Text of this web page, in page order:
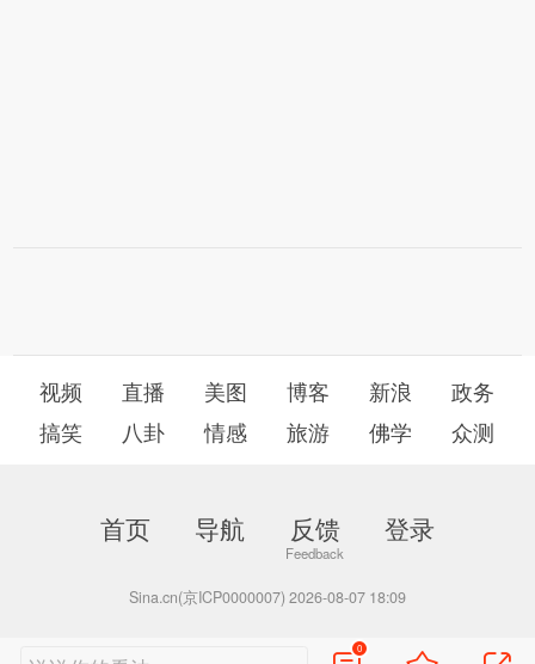
视频 直播 美图 博客 新浪
政务
搞笑
八卦 情感 旅游 佛学 众测
首页 导航 反馈 登录
Sina.cn(京ICP0000007) 2026-08-07 18:09
0